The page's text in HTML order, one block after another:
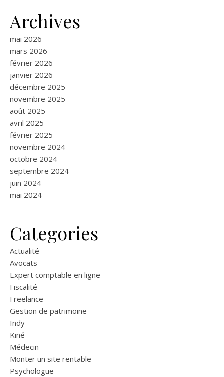
Archives
mai 2026
mars 2026
février 2026
janvier 2026
décembre 2025
novembre 2025
août 2025
avril 2025
février 2025
novembre 2024
octobre 2024
septembre 2024
juin 2024
mai 2024
Categories
Actualité
Avocats
Expert comptable en ligne
Fiscalité
Freelance
Gestion de patrimoine
Indy
Kiné
Médecin
Monter un site rentable
Psychologue